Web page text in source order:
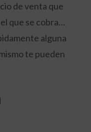
de venta que
que se cobra…
alguna
te pueden